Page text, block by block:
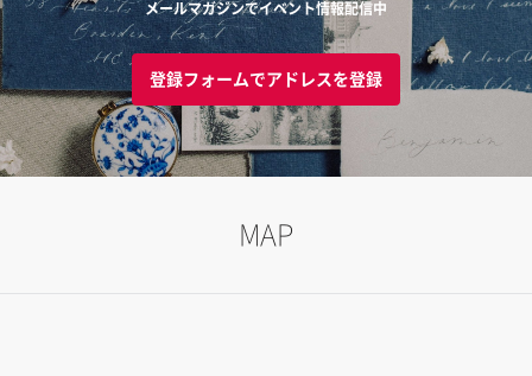
メールマガジンでイベント情報配信中
登録フォームでアドレスを登録
MAP